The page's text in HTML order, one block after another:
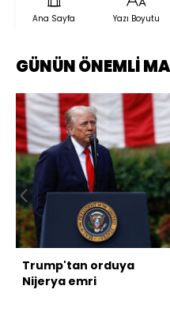
Ana Sayfa Yazı Boyutu
GÜNÜN ÖNEMLİ
Trump'tan orduya
Nijerya emri